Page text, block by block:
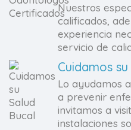
Nuestros
calificados,
experiencia
servicio de
Cuidamos
Lo ayudamos
a prevenir
invitamos a
instalaciones